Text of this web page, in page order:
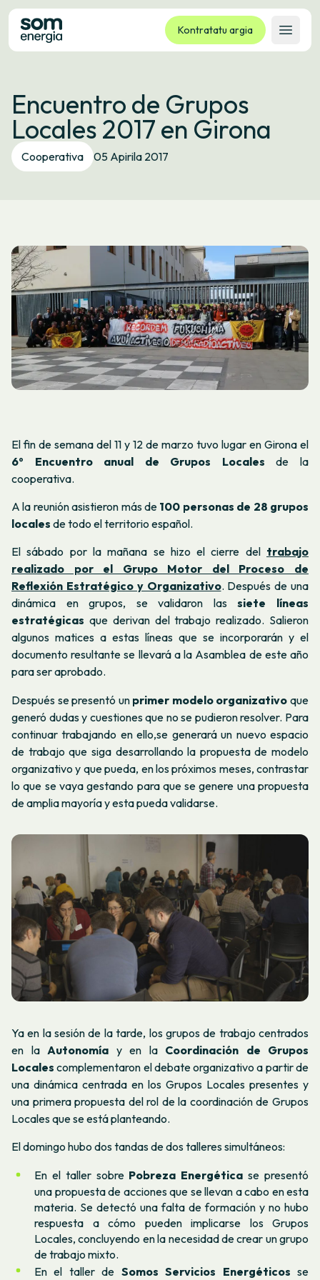
Kontratatu argia
Ireki
Tarifak
Zerbitzuak
Enpresak
Kooperatiba
Hizkuntza: GL EU
Encuentro de Grupos
Locales 2017 en Girona
Cooperativa 05 Apirila 2017
El fin de semana del 11 y 12 de marzo tuvo lugar en Girona el
6º Encuentro anual de Grupos Locales de la
cooperativa.
A la reunión asistieron más de 100 personas de 28 grupos
locales de todo el territorio español.
El sábado por la mañana se hizo el cierre del trabajo
realizado por el Grupo Motor del Proceso de
Reflexión Estratégico y Organizativo. Después de una
dinámica en grupos, se validaron lassiete líneas
estratégicas que derivan del trabajo realizado. Salieron
algunos matices a estas líneas que se incorporarán y el
documento resultante se llevará a la Asamblea de este año
para ser aprobado.
Después se presentó un primer modelo organizativo que
generó dudas y cuestiones que no se pudieron resolver. Para
continuar trabajando en ello,se generará un nuevo espacio
de trabajo que siga desarrollando la propuesta de modelo
organizativo y que pueda, en los próximos meses, contrastar
lo que se vaya gestando para que se genere una propuesta
de amplia mayoría y esta pueda validarse.
Ya en la sesión de la tarde, los grupos de trabajo centrados
en la Autonomía y en la Coordinación de Grupos
Locales complementaron el debate organizativo a partir de
una dinámica centrada en los Grupos Locales presentes y
una primera propuesta del rol de la coordinación de Grupos
Locales que se está planteando.
El domingo hubo dos tandas de dos talleres simultáneos:
En el taller sobrePobreza Energética se presentó
una propuesta de acciones que se llevan a cabo en esta
materia. Se detectó una falta de formación y no hubo
respuesta a cómo pueden implicarse los Grupos
Locales, concluyendo en la necesidad de crear un grupo
de trabajo mixto.
En el taller de Somos Servicios Energéticos se